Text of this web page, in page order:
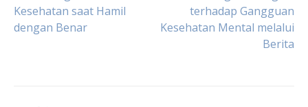
navigation
Kesehatan saat Hamil
dengan Benar
terhadap Gangguan
Kesehatan Mental melalui
Berita